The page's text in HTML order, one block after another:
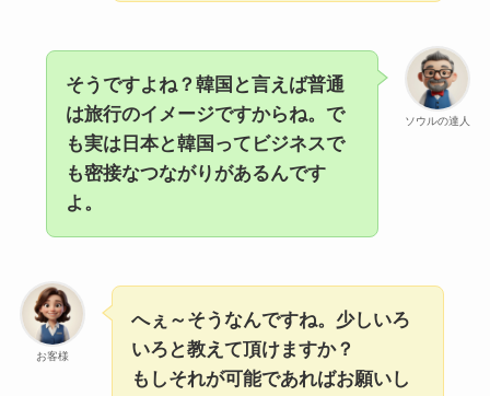
ソウルの達人
そうですよね？韓国と言えば普通
は旅行のイメージですからね。で
も実は日本と韓国ってビジネスで
も密接なつながりがあるんです
よ。
お客様
へぇ～そうなんですね。少しいろ
いろと教えて頂けますか？
もしそれが可能であればお願いし